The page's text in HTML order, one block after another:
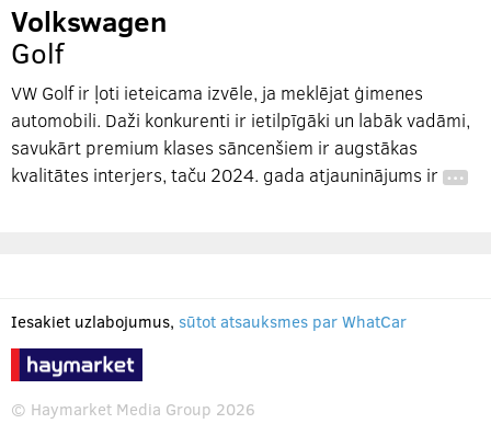
Volkswagen
Golf
VW Golf ir ļoti ieteicama izvēle, ja meklējat ģimenes
automobili. Daži konkurenti ir ietilpīgāki un labāk vadāmi,
savukārt premium klases sāncenšiem ir augstākas
kvalitātes interjers, taču 2024. gada atjauninājums ir …
Iesakiet uzlabojumus, sūtot atsauksmes par WhatCar
© Haymarket Media Group 2026